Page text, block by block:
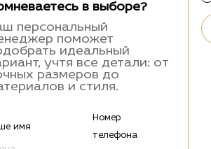
в выборе?
персональный
поможет
идеальный
учтя все детали: от
размеров до
и стиля.
имя
Номер
телефона